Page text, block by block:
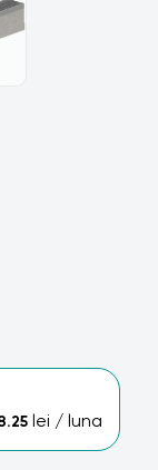
lei / luna